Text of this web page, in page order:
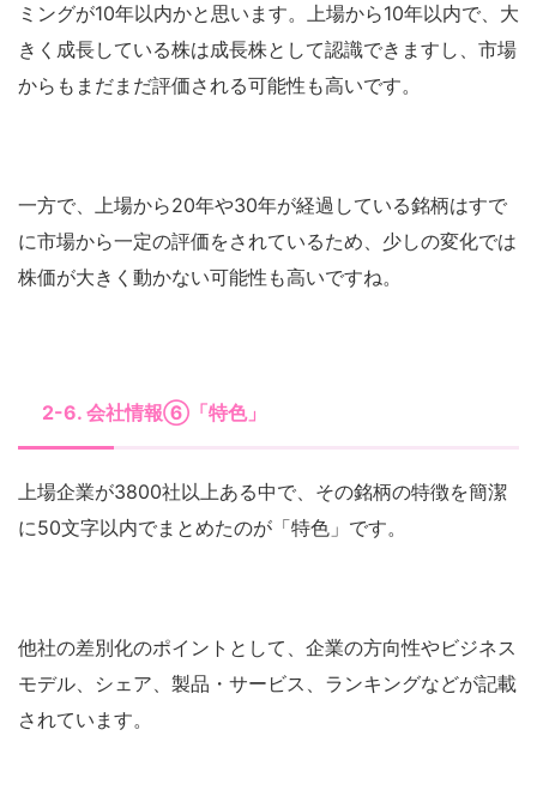
ミングが10年以内かと思います。上場から10年以内で、大
きく成長している株は成長株として認識できますし、市場
からもまだまだ評価される可能性も高いです。
一方で、上場から20年や30年が経過している銘柄はすで
に市場から一定の評価をされているため、少しの変化では
株価が大きく動かない可能性も高いですね。
2-6. 会社情報⑥「特色」
上場企業が3800社以上ある中で、その銘柄の特徴を簡潔
に50文字以内でまとめたのが「特色」です。
他社の差別化のポイントとして、企業の方向性やビジネス
モデル、シェア、製品・サービス、ランキングなどが記載
されています。